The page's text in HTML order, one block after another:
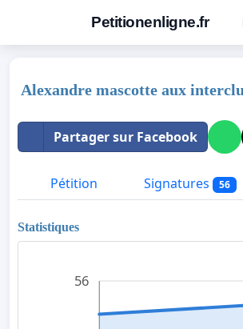
Petitionenligne.fr
Alexandre mascotte aux
Partager sur Facebook
Pétition Signatures 56
Statistiques
56